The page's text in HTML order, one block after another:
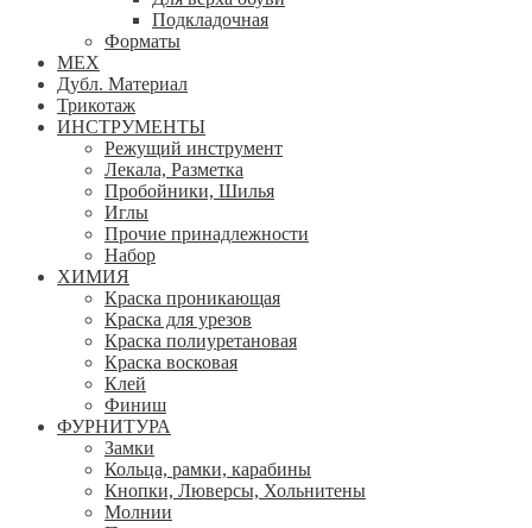
Подкладочная
Форматы
МЕХ
Дубл. Материал
Трикотаж
ИНСТРУМЕНТЫ
Режущий инструмент
Лекала, Разметка
Пробойники, Шилья
Иглы
Прочие принадлежности
Набор
ХИМИЯ
Краска проникающая
Краска для урезов
Краска полиуретановая
Краска восковая
Клей
Финиш
ФУРНИТУРА
Замки
Кольца, рамки, карабины
Кнопки, Люверсы, Хольнитены
Молнии